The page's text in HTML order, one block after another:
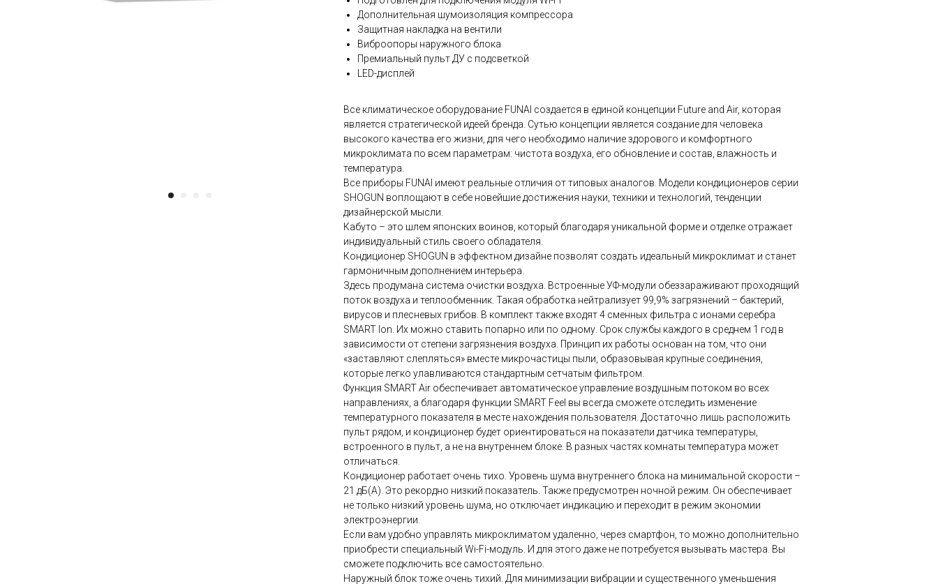
Дополнительная шумоизоляция компрессора
Защитная накладка на вентили
Виброопоры наружного блока
Премиальный пульт ДУ с подсветкой
LED-дисплей
Все климатическое оборудование FUNAI создается в единой концепции Future and Air, которая
является стратегической идеей бренда. Сутью концепции является создание для человека
высокого качества его жизни, для чего необходимо наличие здорового и комфортного
микроклимата по всем параметрам: чистота воздуха, его обновление и состав, влажность и
температура.
Все приборы FUNAI имеют реальные отличия от типовых аналогов. Модели кондиционеров серии
SHOGUN воплощают в себе новейшие достижения науки, техники и технологий, тенденции
дизайнерской мысли.
Кабуто – это шлем японских воинов, который благодаря уникальной форме и отделке отражает
индивидуальный стиль своего обладателя.
Кондиционер SHOGUN в эффектном дизайне позволят создать идеальный микроклимат и станет
гармоничным дополнением интерьера.
Здесь продумана система очистки воздуха. Встроенные УФ-модули обеззараживают проходящий
поток воздуха и теплообменник. Такая обработка нейтрализует 99,9% загрязнений – бактерий,
вирусов и плесневых грибов. В комплект также входят 4 сменных фильтра с ионами серебра
SMART Ion. Их можно ставить попарно или по одному. Срок службы каждого в среднем 1 год в
зависимости от степени загрязнения воздуха. Принцип их работы основан на том, что они
«заставляют слепляться» вместе микрочастицы пыли, образовывая крупные соединения,
которые легко улавливаются стандартным сетчатым фильтром.
Функция SMART Air обеспечивает автоматическое управление воздушным потоком во всех
направлениях, а благодаря функции SMART Feel вы всегда сможете отследить изменение
температурного показателя в месте нахождения пользователя. Достаточно лишь расположить
пульт рядом, и кондиционер будет ориентироваться на показатели датчика температуры,
встроенного в пульт, а не на внутреннем блоке. В разных частях комнаты температура может
отличаться.
Кондиционер работает очень тихо. Уровень шума внутреннего блока на минимальной скорости –
21 дБ(А). Это рекордно низкий показатель. Также предусмотрен ночной режим. Он обеспечивает
не только низкий уровень шума, но отключает индикацию и переходит в режим экономии
электроэнергии.
Если вам удобно управлять микроклиматом удаленно, через смартфон, то можно дополнительно
приобрести специальный Wi-Fi-модуль. И для этого даже не потребуется вызывать мастера. Вы
сможете подключить все самостоятельно.
Наружный блок тоже очень тихий. Для минимизации вибрации и существенного уменьшения